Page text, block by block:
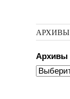
АРХИВЫ
Архивы